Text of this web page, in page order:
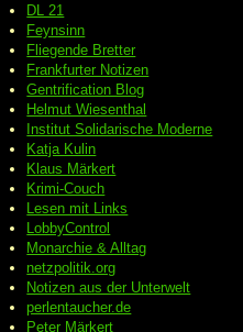
DL 21
Feynsinn
Fliegende Bretter
Frankfurter Notizen
Gentrification Blog
Helmut Wiesenthal
Institut Solidarische Moderne
Katja Kulin
Klaus Märkert
Krimi-Couch
Lesen mit Links
LobbyControl
Monarchie & Alltag
netzpolitik.org
Notizen aus der Unterwelt
perlentaucher.de
Peter Märkert